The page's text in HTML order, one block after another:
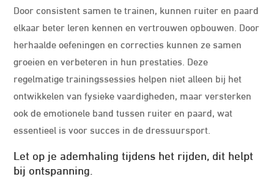
Door consistent samen te trainen, kunnen ruiter en paard
elkaar beter leren kennen en vertrouwen opbouwen. Door
herhaalde oefeningen en correcties kunnen ze samen
groeien en verbeteren in hun prestaties. Deze
regelmatige trainingssessies helpen niet alleen bij het
ontwikkelen van fysieke vaardigheden, maar versterken
ook de emotionele band tussen ruiter en paard, wat
essentieel is voor succes in de dressuursport.
Let op je ademhaling tijdens het rijden, dit helpt
bij ontspanning.